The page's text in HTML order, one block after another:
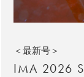
＜最新号＞
IMA 2026